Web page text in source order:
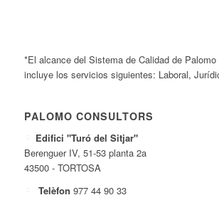
*El alcance del Sistema de Calidad de
incluye los servicios siguientes: Laboral,
PALOMO CONSULTORS
Edifici "Turó del Sitjar"
Berenguer IV, 51-53 planta 2a
43500 - TORTOSA
Telèfon 977 44 90 33